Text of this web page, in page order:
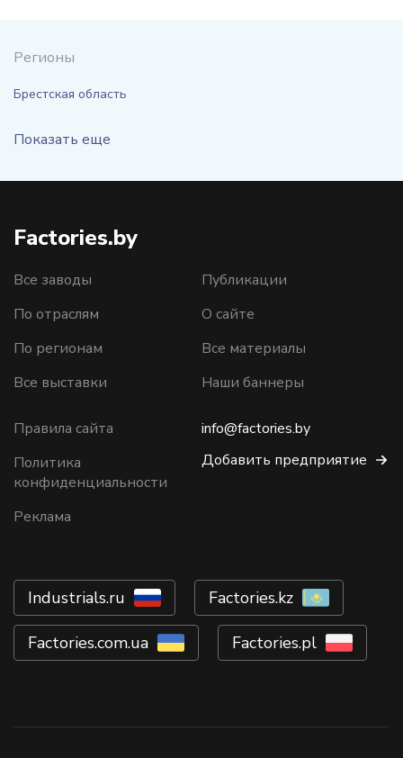
Регионы
Брестская область
Показать еще
Factories.by
Все заводы
По отраслям
По регионам
Все выставки
Публикации
О сайте
Все материалы
Наши баннеры
Правила сайта
Политика
конфиденциальности
Реклама
info@factories.by
Добавить предприятие
Industrials.ru Factories.kz
Factories.com.ua Factories.pl